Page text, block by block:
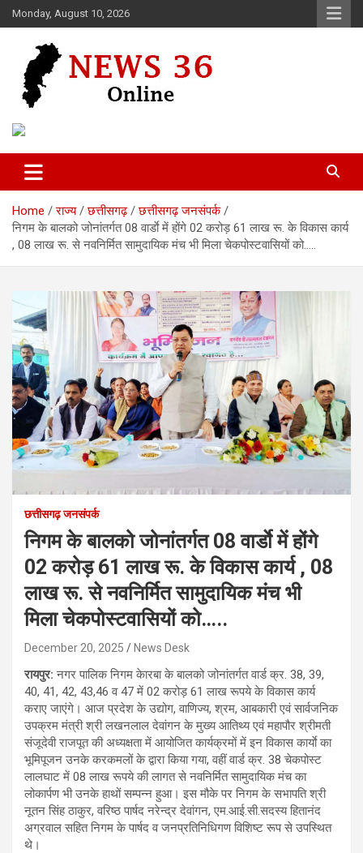
Skip
to
Monday, August 10, 2026
News 36
Home राज्य छत्तीसगढ़
छत्तीसगढ़ जनसंपर्क
निगम के बालको जोनांतर्गत 08 वार्डाे में होंगे 02 करोड़ 61 लाख रू. के विकास कार्य
, 08 लाख रू. से नवनिर्मित सामुदायिक मंच भी मिला चेकपोस्टवासियों को…..
छत्तीसगढ़ जनसंपर्क
निगम के बालको जोनांतर्गत 08 वार्डाे में होंगे
02 करोड़ 61 लाख रू. के विकास कार्य , 08
लाख रू. से नवनिर्मित सामुदायिक मंच भी
मिला चेकपोस्टवासियों को…..
December 20, 2025 News Desk
रायपुर:नगर पालिक निगम केारबा के बालको जोनांतर्गत वार्ड क्र. 38, 39,
40, 41, 42, 43,46 व 47 में 02 करोड़ 61 लाख रूपये के विकास कार्य
कराए जाएंगे। आज प्रदेश के उद्योग, वाणिज्य, श्रम, आबकारी एवं सार्वजनिक
उपक्रम मंत्री श्री लखनलाल देवांगन के मुख्य आतिथ्य एवं महापौर श्रीमती
संजूदेवी राजपूत की अध्यक्षता में आयोजित कार्यक्रमों में इन विकास कार्याे का
भूमिपूजन उनके करकमलों के द्वारा किया गया, वहीं वार्ड क्र. 38 चेकपोस्ट
लालघाट में 08 लाख रूपये की लागत से नवनिर्मित सामुदायिक मंच का
लोकार्पण भी उनके हाथों सम्पन्न हुआ। इस मौके पर निगम के सभापति श्री
नूतन सिंह ठाकुर, वरिष्ठ पार्षद नरेन्द्र देवांगन, एम.आई.सी.सदस्य हितानंद
अग्रवाल सहित निगम के पार्षद व जनप्रतिनिधिगण विशिष्ट रूप से उपस्थित
थे।